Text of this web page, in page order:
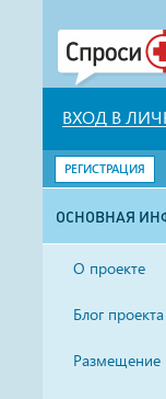
ВХОД В
РЕГИСТРАЦИЯ
ОСНОВНАЯ
О проекте
Блог проекта
Размещение